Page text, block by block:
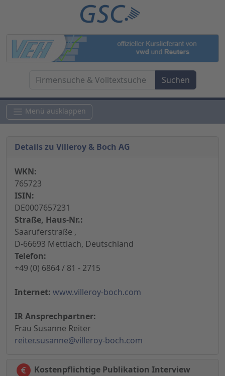
Menü ausklappen
Details zu Villeroy & Boch AG
WKN:
765723
ISIN:
DE0007657231
Straße, Haus-Nr.:
Saaruferstraße ,
D-66693 Mettlach, Deutschland
Telefon:
+49 (0) 6864 / 81 - 2715
Internet: www.villeroy-boch.com
IR Ansprechpartner:
Frau Susanne Reiter
reiter.susanne@villeroy-boch.com
Kostenpflichtige Publikation Interview